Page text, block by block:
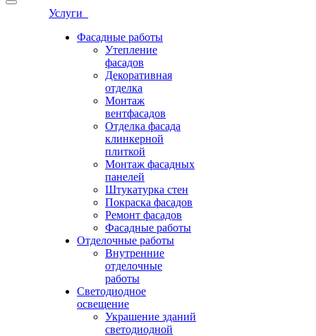
Услуги
Фасадные работы
Утепление
фасадов
Декоративная
отделка
Монтаж
вентфасадов
Отделка фасада
клинкерной
плиткой
Монтаж фасадных
панелей
Штукатурка стен
Покраска фасадов
Ремонт фасадов
Фасадные работы
Отделочные работы
Внутренние
отделочные
работы
Светодиодное
освещение
Украшение зданий
светодиодной